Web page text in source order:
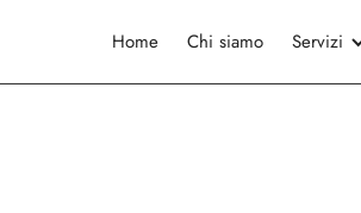
Home Chi siamo Servizi